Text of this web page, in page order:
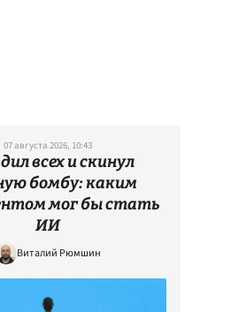
07 августа 2026, 10:43
всех и скинул
бомбу: каким
мог бы стать
ИИ
Виталий Рюмшин